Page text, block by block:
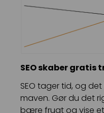
SEO skaber gratis
SEO tager tid, og
maven. Gør du det
bære frugt og vise